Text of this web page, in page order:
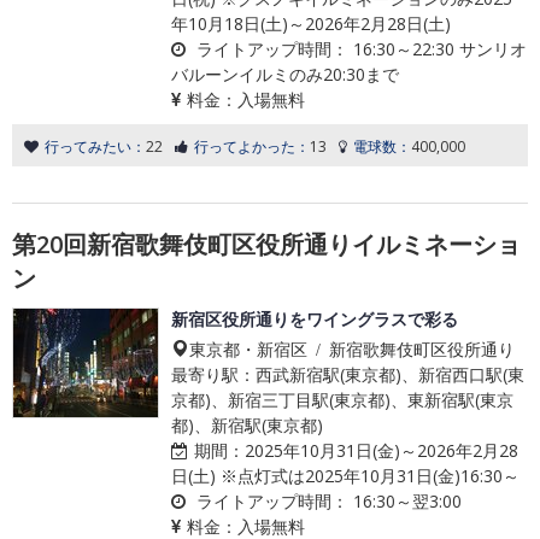
年10月18日(土)～2026年2月28日(土)
ライトアップ時間： 16:30～22:30 サンリオ
バルーンイルミのみ20:30まで
料金： 入場無料
行ってみたい： 22 行ってよかった： 13 電球数： 400,000
第20回新宿歌舞伎町区役所通りイルミネーショ
ン
新宿区役所通りをワイングラスで彩る
東京都・新宿区 / 新宿歌舞伎町区役所通り
最寄り駅：西武新宿駅(東京都)、新宿西口駅(東
京都)、新宿三丁目駅(東京都)、東新宿駅(東京
都)、新宿駅(東京都)
期間： 2025年10月31日(金)～2026年2月28
日(土) ※点灯式は2025年10月31日(金)16:30～
ライトアップ時間： 16:30～翌3:00
料金： 入場無料